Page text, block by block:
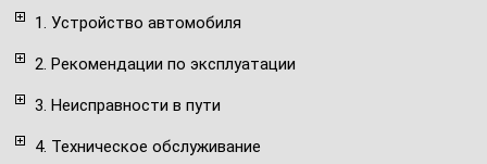
1. Устройство автомобиля
2. Рекомендации по эксплуатации
3. Неисправности в пути
4. Техническое обслуживание